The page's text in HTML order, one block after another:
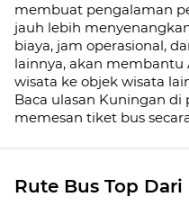
membuat pengalaman
jauh lebih
biaya, jam operasional,
lainnya, akan membantu
wisata ke objek wisata
Baca ulasan Kuningan di
memesan tiket bus
Rute Bus Top